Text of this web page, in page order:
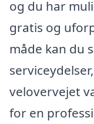
og du har
gratis og
måde kan du
velovervejet
for en